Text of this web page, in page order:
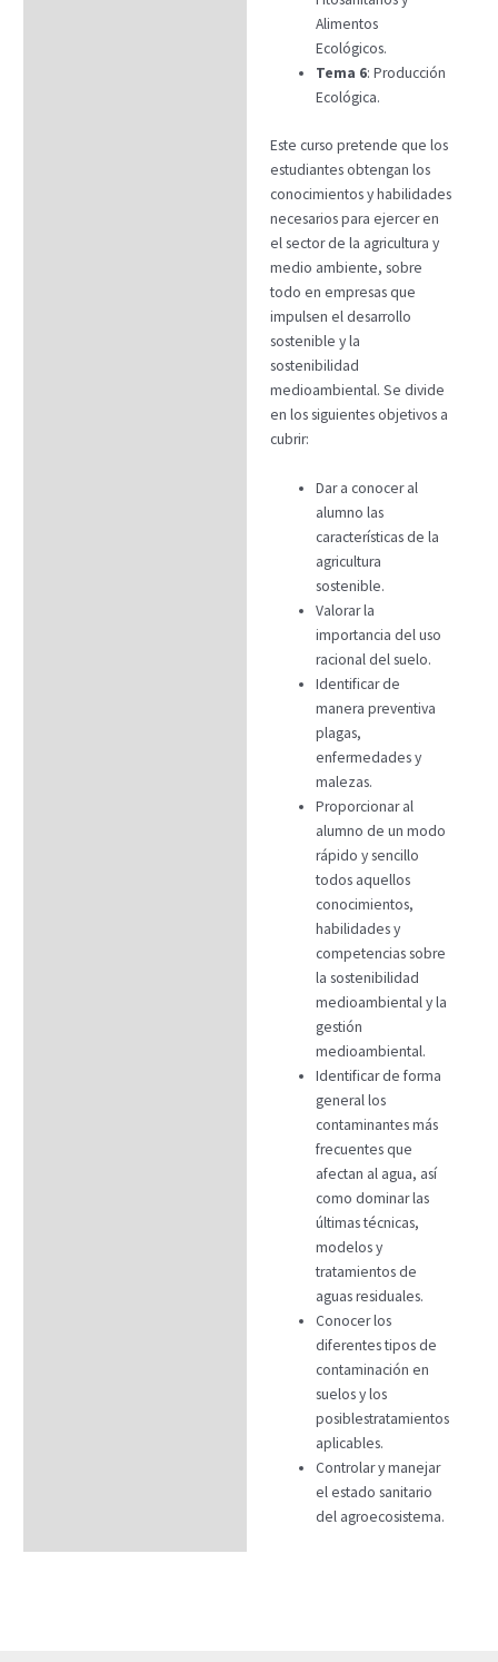
Alimentos
Ecológicos.
Tema 6: Producción
Ecológica.
Este curso pretende que los
estudiantes obtengan los
conocimientos y habilidades
necesarios para ejercer en
el sector de la agricultura y
medio ambiente, sobre
todo en empresas que
impulsen el desarrollo
sostenible y la
sostenibilidad
medioambiental. Se divide
en los siguientes objetivos a
cubrir:
Dar a conocer al
alumno las
características de la
agricultura
sostenible.
Valorar la
importancia del uso
racional del suelo.
Identificar de
manera preventiva
plagas,
enfermedades y
malezas.
Proporcionar al
alumno de un modo
rápido y sencillo
todos aquellos
conocimientos,
habilidades y
competencias sobre
la sostenibilidad
medioambiental y la
gestión
medioambiental.
Identificar de forma
general los
contaminantes más
frecuentes que
afectan al agua, así
como dominar las
últimas técnicas,
modelos y
tratamientos de
aguas residuales.
Conocer los
diferentes tipos de
contaminación en
suelos y los
posiblestratamientos
aplicables.
Controlar y manejar
el estado sanitario
del agroecosistema.